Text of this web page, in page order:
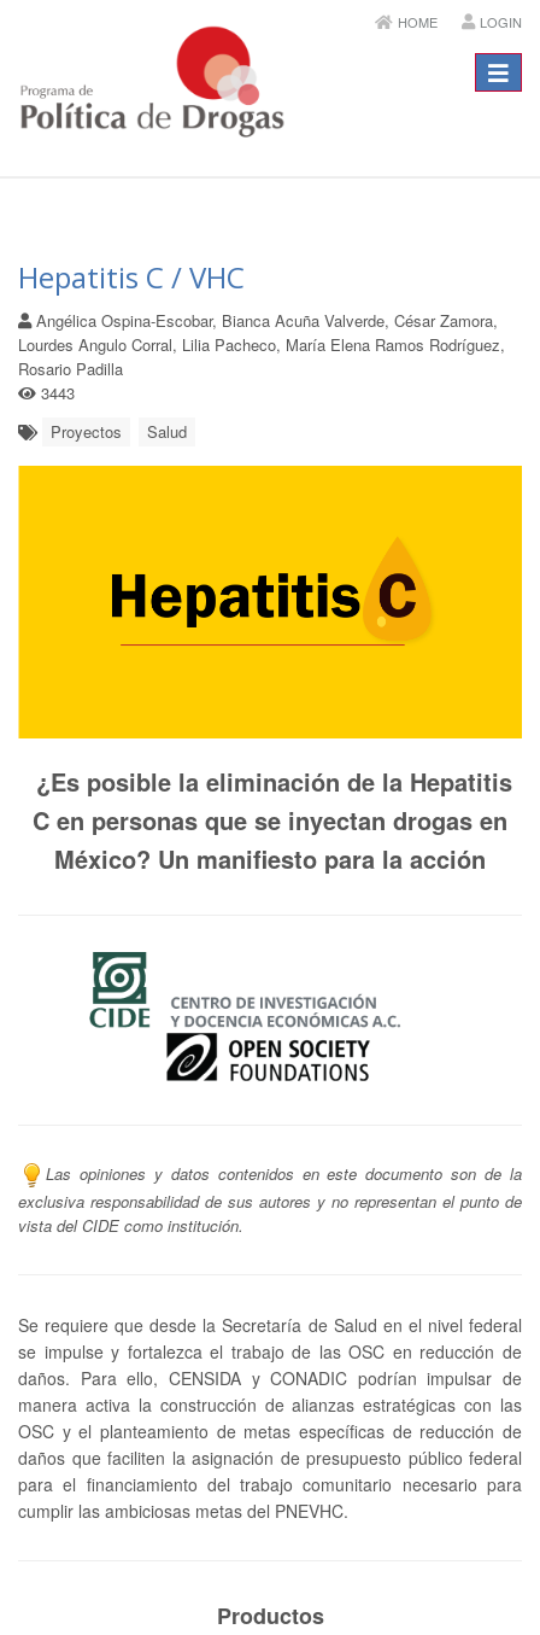
HOME LOGIN
Menú
Hepatitis C / VHC
Angélica Ospina-Escobar, Bianca Acuña Valverde, César Zamora,
Lourdes Angulo Corral, Lilia Pacheco, María Elena Ramos Rodríguez,
Rosario Padilla
3443
Proyectos
Salud
¿Es posible la eliminación de la Hepatitis
C en personas que se inyectan drogas en
México? Un manifiesto para la acción
Las opiniones y datos contenidos en este documento son de la
exclusiva responsabilidad de sus autores y no representan el punto de
vista del CIDE como institución.
Se requiere que desde la Secretaría de Salud en el nivel federal
se impulse y fortalezca el trabajo de las OSC en reducción de
daños. Para ello, CENSIDA y CONADIC podrían impulsar de
manera activa la construcción de alianzas estratégicas con las
OSC y el planteamiento de metas específicas de reducción de
daños que faciliten la asignación de presupuesto público federal
para el financiamiento del trabajo comunitario necesario para
cumplir las ambiciosas metas del PNEVHC.
Productos